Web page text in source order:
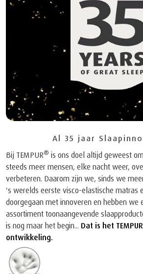
Al 35 jaar
Bij TEMPUR® is ons doel altijd geweest
steeds meer mensen, elke nacht weer,
verbeteren. Daarom zijn we, sinds we
's werelds eerste visco-elastische matras
doorgegaan met innoveren en hebben we
assortiment toonaangevende
is nog maar het begin... Dat is het TEMPUR
ontwikkeling.